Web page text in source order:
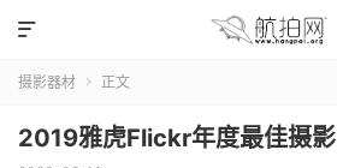

摄影器材  正文
2019雅虎Flickr年度最佳摄影